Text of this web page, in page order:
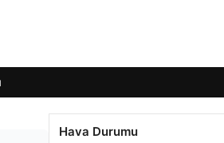
Hava Durumu